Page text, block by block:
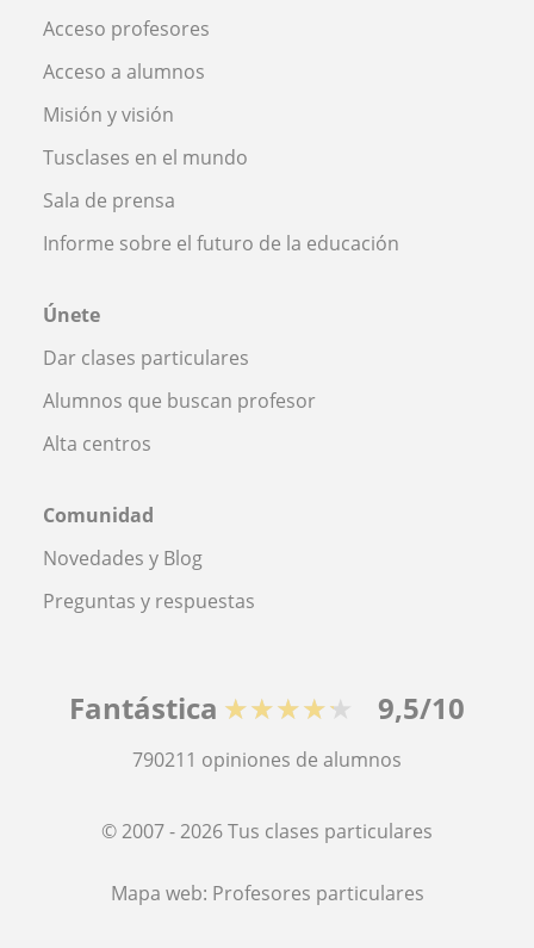
Acceso profesores
Acceso a alumnos
Misión y visión
Tusclases en el mundo
Sala de prensa
Informe sobre el futuro de la educación
Únete
Dar clases particulares
Alumnos que buscan profesor
Alta centros
Comunidad
Novedades y Blog
Preguntas y respuestas
Fantástica ★★★★★ 9,5/10
790211 opiniones de alumnos
© 2007 - 2026 Tus clases particulares
Mapa web: Profesores particulares